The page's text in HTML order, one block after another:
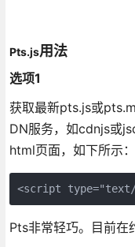
Pts.js用法
选项1
获取最新pts.js或
DN服务，如cdnjs或
html页面，如下所示：
<script
Pts非常轻巧。目前